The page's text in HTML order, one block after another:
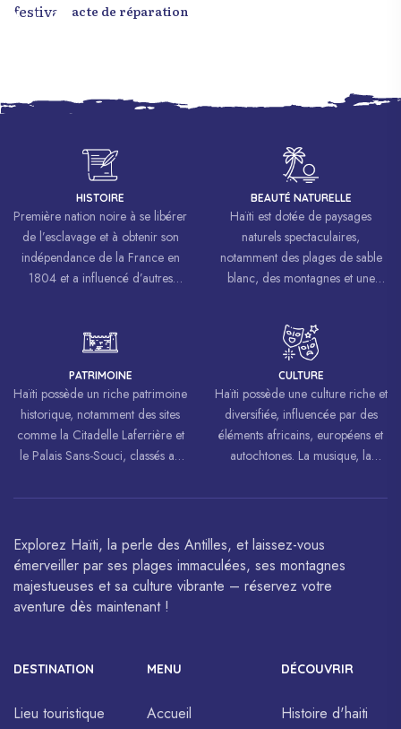
acte de réparation
HISTOIRE
Première nation noire à se libérer
de l’esclavage et à obtenir son
indépendance de la France en
1804 et a influencé d’autres
luttes pour la liberté et l’égalité.
BEAUTÉ NATURELLE
Haïti est dotée de paysages
naturels spectaculaires,
notamment des plages de sable
blanc, des montagnes et une
PATRIMOINE
Haïti possède un riche patrimoine
historique, notamment des sites
comme la Citadelle Laferrière et
le Palais Sans-Souci, classés au
l’UNESCO.
CULTURE
Haïti possède une culture riche et
diversifiée, influencée par des
éléments africains, européens et
autochtones. La musique, la
sont célébrés à travers le monde.
Explorez Haïti, la perle des Antilles, et laissez-vous
émerveiller par ses plages immaculées, ses montagnes
majestueuses et sa culture vibrante – réservez votre
aventure dès maintenant !
DESTINATION
Lieu touristique
MENU
Accueil
DÉCOUVRIR
Histoire d'haiti